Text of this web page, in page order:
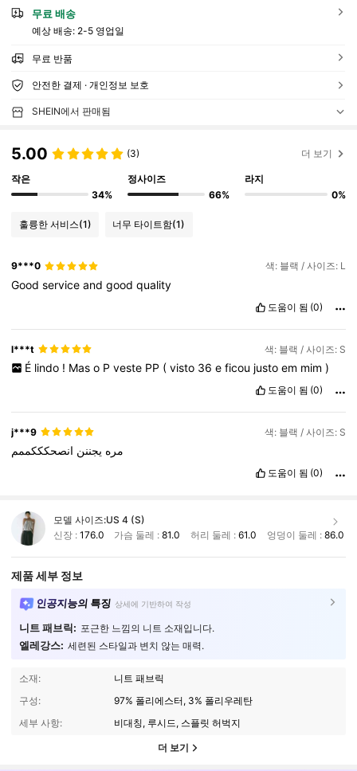
무료 배송
예상 배송: 2-5 영업일
무료 반품
안전한 결제 · 개인정보 보호
SHEIN에서 판매됨
5.00 (3) 더 보기
작은
34%
정사이즈
66%
라지
0%
훌륭한 서비스(1) 너무 타이트함(1)
9***0 색: 블랙 / 사이즈: L
Goodserviceandgoodquality
도움이 됨 (0)
l***t 색: 블랙 / 사이즈: S
É lindo ! Mas o P veste PP ( visto 36 e ficou justo em mim )
도움이 됨 (0)
j***9 색: 블랙 / 사이즈: S
مره يجننن انصحكككممم
도움이 됨 (0)
모델 사이즈:US 4 (S)
신장 : 176.0 가슴 둘레 :81.0 허리 둘레 : 61.0 엉덩이 둘레 : 86.0
제품 세부 정보
인공지능의 특징 상세에 기반하여 작성
니트 패브릭: 포근한 느낌의 니트 소재입니다.
엘레강스: 세련된 스타일과 변치 않는 매력.
소재:
니트 패브릭
구성:
97% 폴리에스터, 3% 폴리우레탄
세부 사항:
비대칭, 루시드, 스플릿 허벅지
더 보기